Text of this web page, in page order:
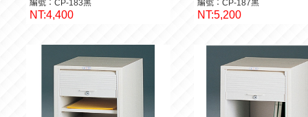
編號：CP-183黑
NT:4,400
編號：CP-187黑
NT:5,200